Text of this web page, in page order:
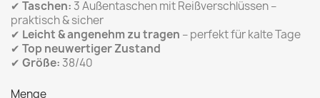
✔ Taschen: 3 Außentaschen mit Reißverschlüssen –
praktisch & sicher
✔ Leicht & angenehm zu tragen – perfekt für kalte Tage
✔ Top neuwertiger Zustand
✔ Größe: 38/40
Menge